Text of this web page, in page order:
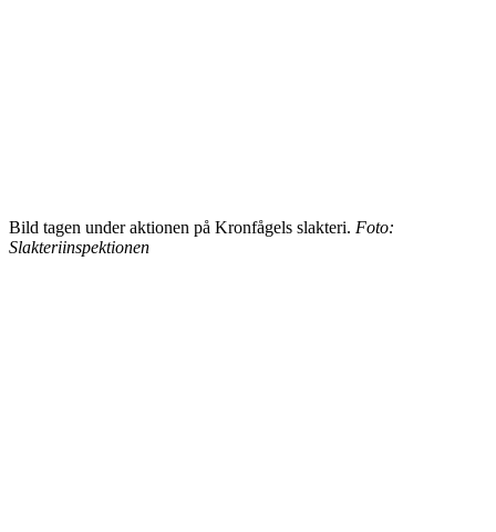
Bild tagen under aktionen på Kronfågels slakteri. Foto:
Slakteriinspektionen